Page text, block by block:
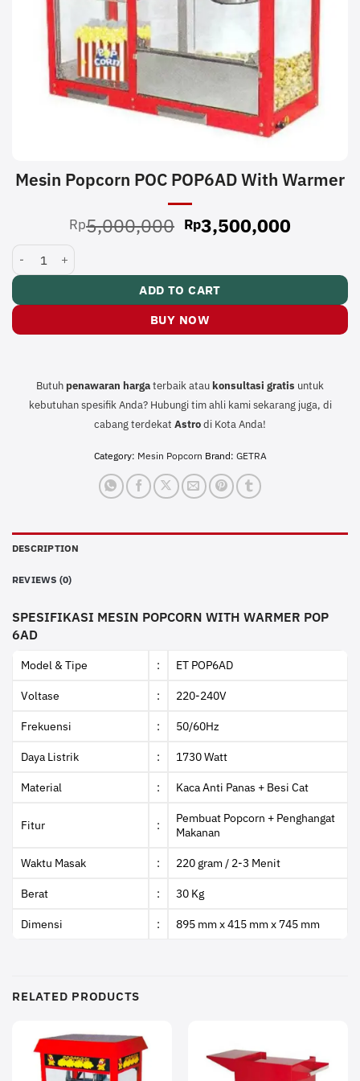
Mesin Popcorn POC POP6AD With Warmer
Rp5,000,000 Original
price
Rp5,000,000.
Rp3,500,000Current
Mesin Popcorn POC POP6AD With Warmer quantity
ADD TO CART
BUY NOW
Butuh penawaran hargaterbaik atau konsultasi gratis untuk
kebutuhan spesifik Anda? Hubungi tim ahli kami sekarang juga, di
cabang terdekat Astrodi Kota Anda!
Category: Mesin Popcorn Brand: GETRA
DESCRIPTION
REVIEWS (0)
SPESIFIKASI MESIN POPCORN WITH WARMER POP
6AD
Model & Tipe : ET POP6AD
Voltase : 220-240V
Frekuensi : 50/60Hz
Daya Listrik : 1730 Watt
Material : Kaca Anti Panas + Besi Cat
Fitur :
Pembuat Popcorn + Penghangat
Makanan
Waktu Masak : 220 gram / 2-3 Menit
Berat : 30 Kg
Dimensi : 895 mm x 415 mm x 745 mm
RELATED PRODUCTS